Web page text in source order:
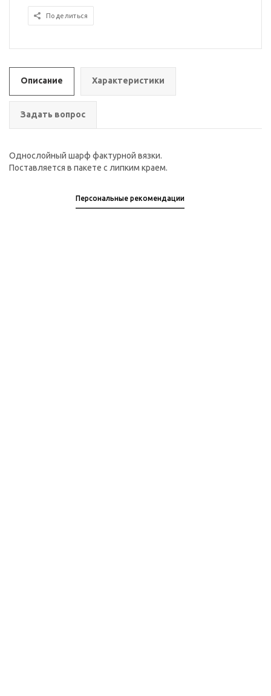
Поделиться
Описание Характеристики
Задать вопрос
Однослойный шарф фактурной вязки.
Поставляется в пакете с липким краем.
Персональные рекомендации